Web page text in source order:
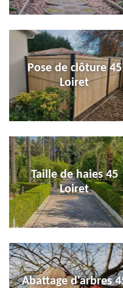
Pose de clôture 45
Loiret
Taille de haies 45
Loiret
Abattage d'arbres